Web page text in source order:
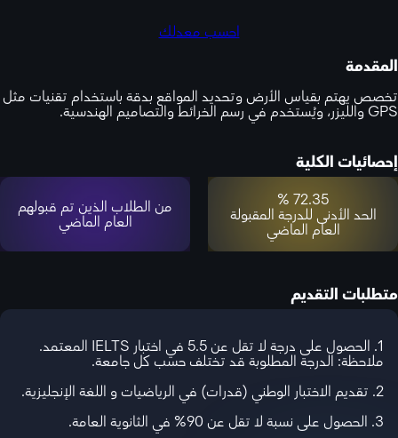
احسب معدلك
المقدمة
تخصص يهتم بقياس الأرض وتحديد المواقع بدقة باستخدام تقنيات مثل
GPS والليزر، ويُستخدم في رسم الخرائط والتصاميم الهندسية.
إحصائيات الكلية
72.35 %
الحد الأدنى للدرجة المقبولة
العام الماضي
من الطلاب الذين تم قبولهم
العام الماضي
متطلبات التقديم
1. الحصول على درجة لا تقل عن 5.5 في اختبار IELTS المعتمد.
ملاحظة: الدرجة المطلوبة قد تختلف حسب كل جامعة.
2. تقديم الاختبار الوطني (قدرات) في الرياضيات و اللغة الإنجليزية.
3. الحصول على نسبة لا تقل عن 90% في الثانوية العامة.